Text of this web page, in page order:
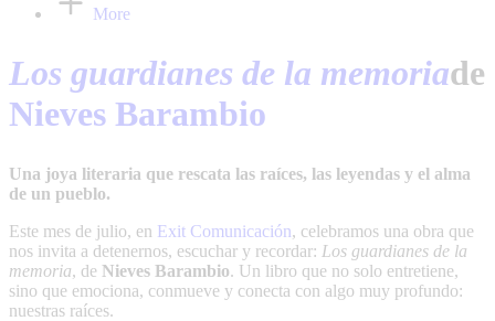
More
Los guardianes de la memoriade
Nieves Barambio
Una joya literaria que rescata las raíces, las leyendas y el alma
de un pueblo.
Este mes de julio, en Exit Comunicación, celebramos una obra que
nos invita a detenernos, escuchar y recordar: Los guardianes de la
memoria, de Nieves Barambio. Un libro que no solo entretiene,
sino que emociona, conmueve y conecta con algo muy profundo:
nuestras raíces.